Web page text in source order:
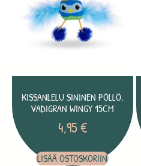
KISSANLELU SININEN PÖLLÖ,
VADIGRAN WINGY 15CM
4,95€
LISÄÄ OSTOSKORIIN